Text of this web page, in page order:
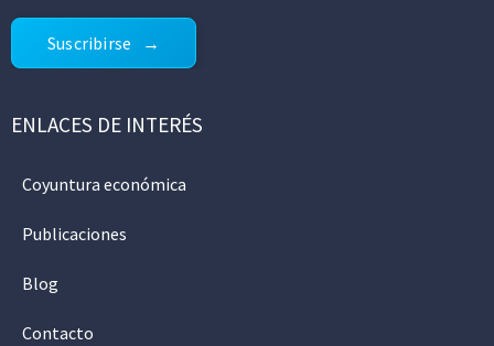
Suscribirse
ENLACES DE INTERÉS
Coyuntura económica
Publicaciones
Blog
Contacto